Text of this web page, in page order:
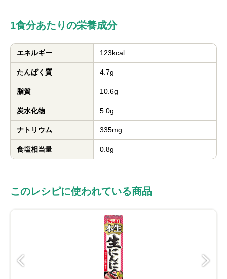
1食分あたりの栄養成分
エネルギー 123kcal
たんぱく質 4.7g
脂質 10.6g
炭水化物 5.0g
ナトリウム 335mg
食塩相当量 0.8g
このレシピに使われている商品